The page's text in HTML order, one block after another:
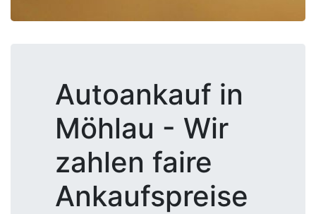
Autoankauf in
Möhlau - Wir
zahlen faire
Ankaufspreise